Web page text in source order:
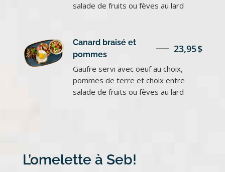
salade de fruits ou fèves au lard
Canard braisé et
pommes
$
23,95
Gaufre servi avec oeuf au choix,
pommes de terre et choix entre
salade de fruits ou fèves au lard
L’omelette à Seb!